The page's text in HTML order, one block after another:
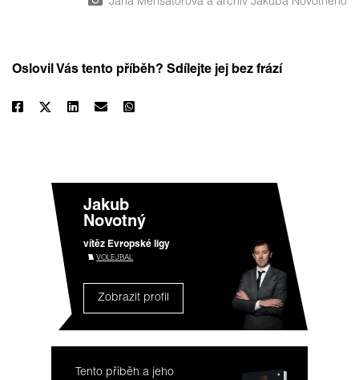
Oslovil Vás tento příběh? Sdílejte jej bez frází
Jakub
Novotný
vítěz Evropské ligy
VOLEJBAL
Zobrazit profil
Tento příběh a jeho